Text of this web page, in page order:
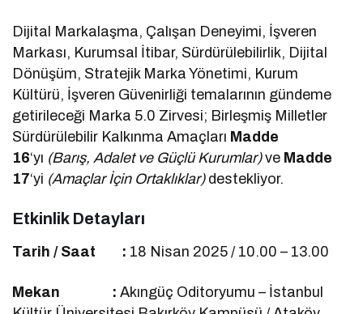
Dijital Markalaşma, Çalışan Deneyimi, İşveren
Markası, Kurumsal İtibar, Sürdürülebilirlik, Dijital
Dönüşüm, Stratejik Marka Yönetimi, Kurum
Kültürü, İşveren Güvenirliği temalarının gündeme
getirileceği Marka 5.0 Zirvesi; Birleşmiş Milletler
Sürdürülebilir Kalkınma Amaçları Madde
16‘yı (Barış, Adalet ve Güçlü Kurumlar)ve Madde
17‘yi (Amaçlar İçin Ortaklıklar) destekliyor.
Etkinlik Detayları
Tarih / Saat : 18 Nisan 2025 / 10.00 – 13.00
Mekan : Akıngüç Oditoryumu – İstanbul